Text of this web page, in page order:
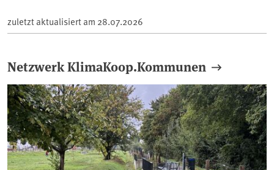
zuletzt aktualisiert am 28.07.2026
Netzwerk KlimaKoop.Kommunen